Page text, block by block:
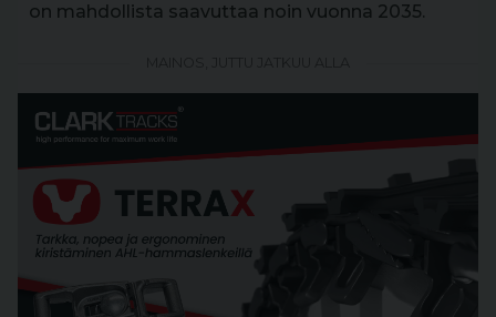
on mahdollista saavuttaa noin vuonna 2035.